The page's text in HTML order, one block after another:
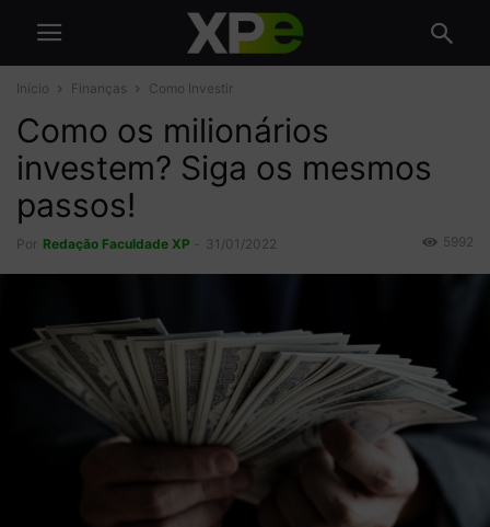
Início Finanças Como Investir
Como os milionários
investem? Siga os mesmos
passos!
Por Redação Faculdade XP 31/01/2022 5992